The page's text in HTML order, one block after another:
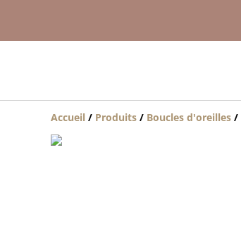
Accueil / Produits / Boucles d'oreilles /